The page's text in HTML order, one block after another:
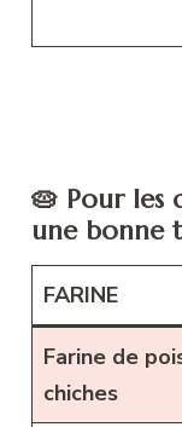
🥧 Pour les
une bonne
FARINE
Farine de
chiches